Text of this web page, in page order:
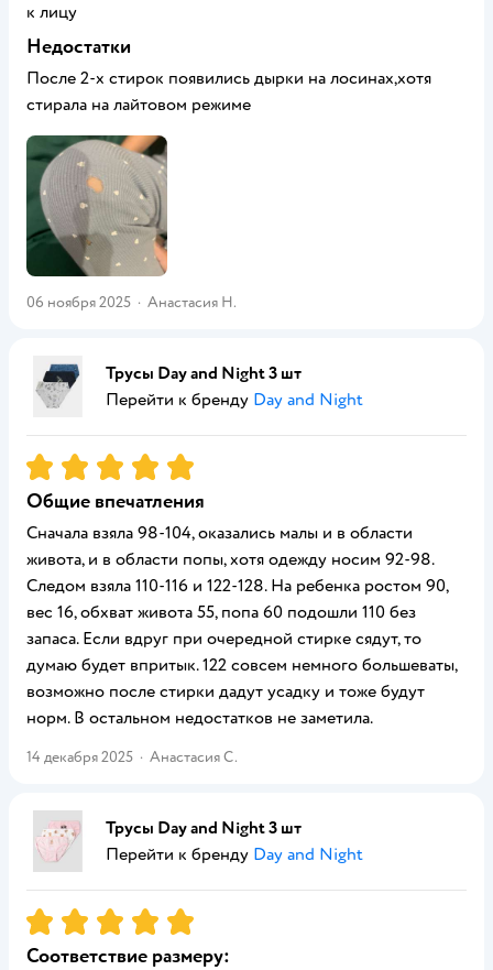
к лицу
Недостатки
После 2-х стирок появились дырки на лосинах,хотя
стирала на лайтовом режиме
06 ноября 2025 · Анастасия Н.
Трусы Day and Night 3 шт
Перейти к бренду Day and Night
Рейтинг:5
Общие впечатления
Сначала взяла 98-104, оказались малы и в области
живота, и в области попы, хотя одежду носим 92-98.
Следом взяла 110-116 и 122-128. На ребенка ростом 90,
вес 16, обхват живота 55, попа 60 подошли 110 без
запаса. Если вдруг при очередной стирке сядут, то
думаю будет впритык. 122 совсем немного большеваты,
возможно после стирки дадут усадку и тоже будут
норм. В остальном недостатков не заметила.
14 декабря 2025 · Анастасия С.
Трусы Day and Night 3 шт
Перейти к бренду Day and Night
Рейтинг:5
Соответствие размеру: